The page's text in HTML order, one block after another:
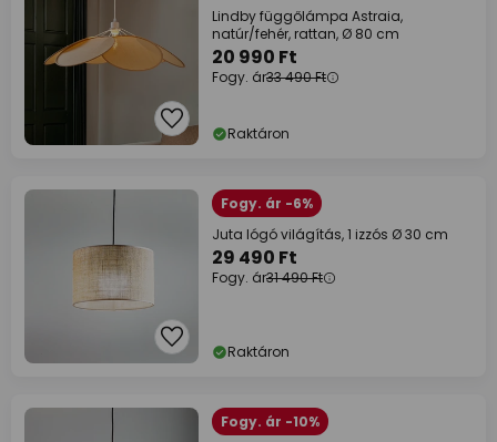
Lindby függőlámpa Astraia,
natúr/fehér, rattan, Ø 80 cm
20 990 Ft
Fogy. ár33 490 Ft
Raktáron
Fogy. ár -6%
Juta lógó világítás, 1 izzós Ø 30 cm
29 490 Ft
Fogy. ár31 490 Ft
Raktáron
Fogy. ár -10%